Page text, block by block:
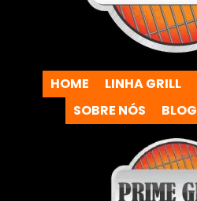
HOME LINHA GRILL
SOBRE NÓS
BLOG